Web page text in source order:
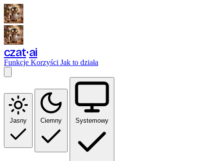
czat ai
Funkcje Korzyści Jak to działa
Jasny Ciemny Systemowy